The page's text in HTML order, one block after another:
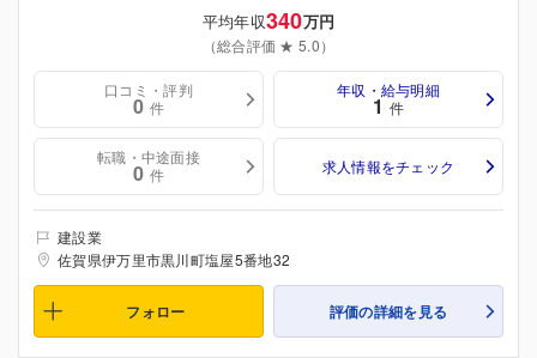
平均年収340万円
（総合評価 ★ 5.0）
口コミ・評判
0 件
年収・給与明細
1 件
転職・中途面接
0 件 求人情報をチェック
建設業
佐賀県伊万里市黒川町塩屋5番地32
フォロー 評価の詳細を見る